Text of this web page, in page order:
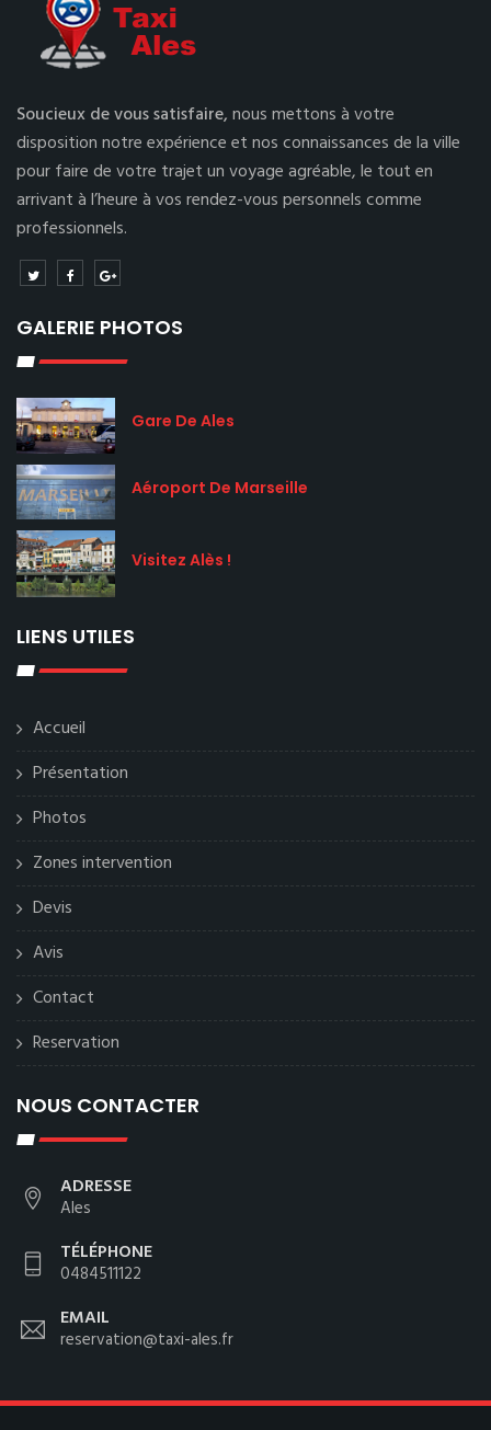
Soucieux de vous satisfaire,nous mettons à votre
disposition notre expérience et nos connaissances de la ville
pour faire de votre trajet un voyage agréable, le tout en
arrivant à l’heure à vos rendez-vous personnels comme
professionnels.
GALERIE PHOTOS
Gare De Ales
Aéroport De Marseille
Visitez Alès !
LIENS UTILES
Accueil
Présentation
Photos
Zones intervention
Devis
Avis
Contact
Reservation
NOUS CONTACTER
ADRESSE
Ales
TÉLÉPHONE
0484511122
EMAIL
reservation@taxi-ales.fr